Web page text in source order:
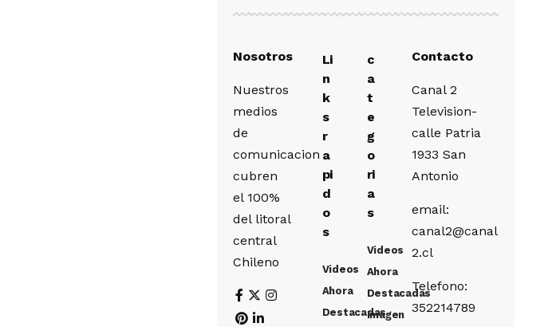
Nosotros
Nuestros
medios
de
comunicacion
cubren
el 100%
del litoral
central
Chileno
Li
n
k
s
r
a
pi
d
o
s
Videos
Ahora
Destacadas
c
a
t
e
g
o
ri
a
s
Videos
Ahora
Destacadas
Imagen
Contacto
Canal 2
Television-
calle Patria
1933 San
Antonio
email:
canal2@canal
2.cl
Telefono:
352214789